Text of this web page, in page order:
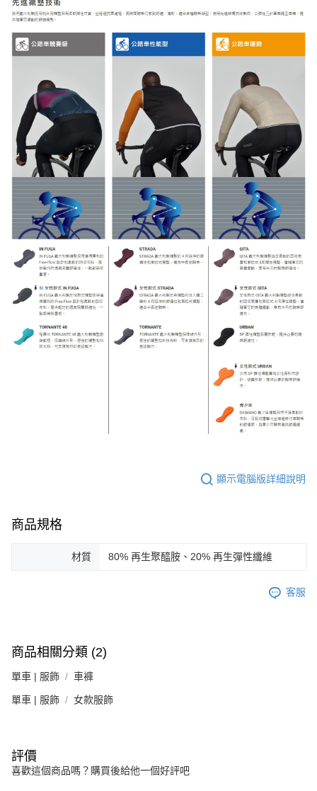
顯示電腦版詳細說明
商品規格
材質 80% 再生聚醯胺、20% 再生彈性纖維
客服
商品相關分類 (2)
單車 | 服飾 車褲
單車 | 服飾 女款服飾
評價
喜歡這個商品嗎？購買後給他一個好評吧